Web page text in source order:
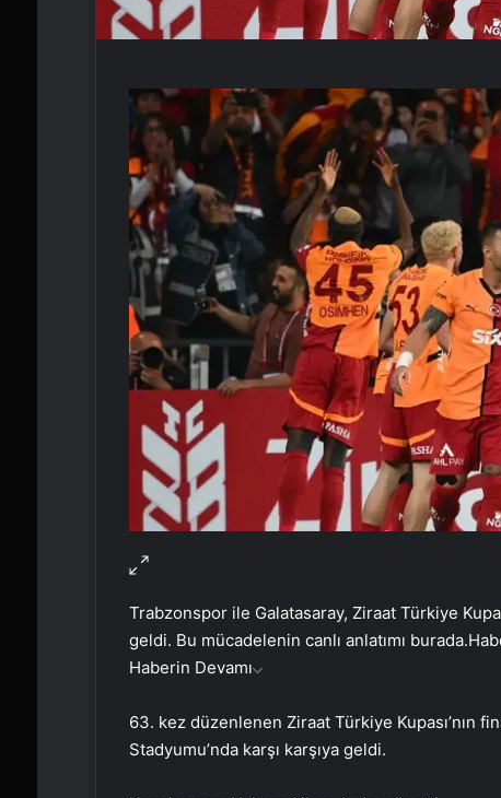
Trabzonspor ile Galatasaray, Ziraat Türkiye
geldi. Bu mücadelenin canlı anlatımı burada.
Haberin Devamı
63. kez düzenlenen Ziraat Türkiye Kupası’nın
Stadyumu’nda karşı karşıya geldi.